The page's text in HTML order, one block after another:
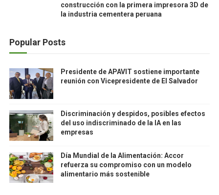
construcción con la primera impresora 3D de
la industria cementera peruana
Popular Posts
Presidente de APAVIT sostiene importante
reunión con Vicepresidente de El Salvador
Discriminación y despidos, posibles efectos
del uso indiscriminado de la IA en las
empresas
Día Mundial de la Alimentación: Accor
refuerza su compromiso con un modelo
alimentario más sostenible